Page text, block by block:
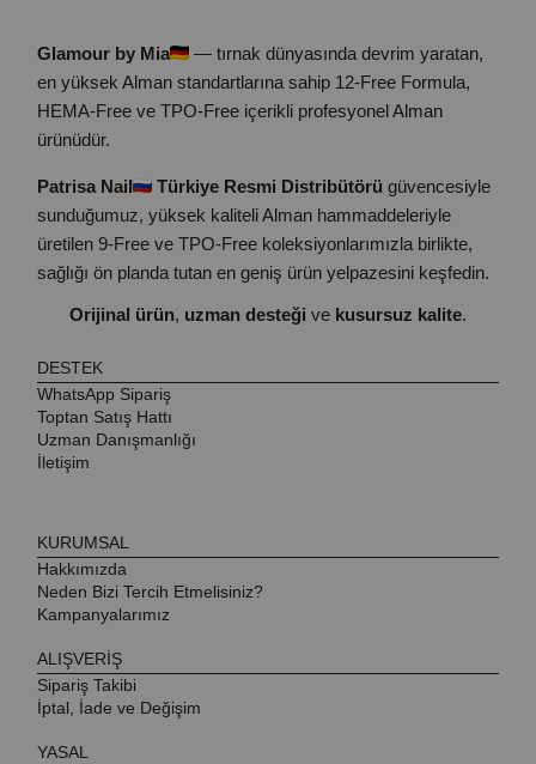
Glamour by Mia
— tırnak dünyasında devrim yaratan,
en yüksek Alman standartlarına sahip 12-Free Formula,
HEMA-Free ve TPO-Free içerikli profesyonel Alman
ürünüdür.
Patrisa Nail Türkiye Resmi Distribütörü güvencesiyle
sunduğumuz, yüksek kaliteli Alman hammaddeleriyle
üretilen 9-Free ve TPO-Free koleksiyonlarımızla birlikte,
sağlığı ön planda tutan en geniş ürün yelpazesini keşfedin.
Orijinal ürün, uzman desteği ve kusursuz kalite.
DESTEK
WhatsApp Sipariş
Toptan Satış Hattı
Uzman Danışmanlığı
İletişim
KURUMSAL
Hakkımızda
Neden Bizi Tercih Etmelisiniz?
Kampanyalarımız
ALIŞVERİŞ
Sipariş Takibi
İptal, İade ve Değişim
YASAL